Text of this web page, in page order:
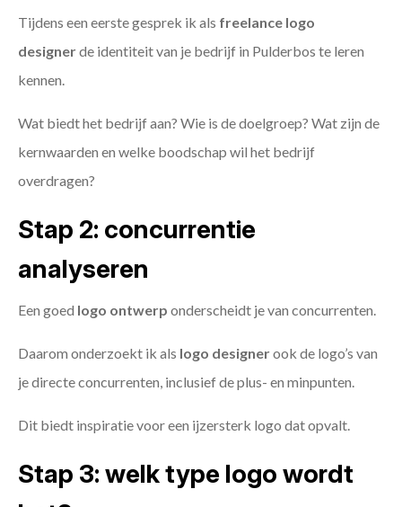
Tijdens een eerste gesprek ik als freelance logo
designerde identiteit van je bedrijf in Pulderbos te leren
kennen.
Wat biedt het bedrijf aan? Wie is de doelgroep? Wat zijn de
kernwaarden en welke boodschap wil het bedrijf
overdragen?
Stap 2: concurrentie
analyseren
Een goed logo ontwerp onderscheidt je van concurrenten.
Daarom onderzoekt ik als logo designerook de logo’s van
je directe concurrenten, inclusief de plus- en minpunten.
Dit biedt inspiratie voor een ijzersterk logo dat opvalt.
Stap 3: welk type logo wordt